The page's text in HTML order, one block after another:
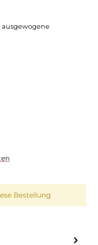
ausgewogene
Bestellung